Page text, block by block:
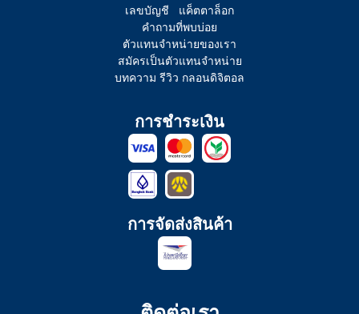
เลขบัญชี
แค็ตตาล็อก
คำถามที่พบบ่อย
ตัวแทนจำหน่ายของเรา
สมัครเป็นตัวแทนจำหน่าย
บทความ รีวิว กลอนดิจิตอล
การชำระเงิน
การจัดส่งสินค้า